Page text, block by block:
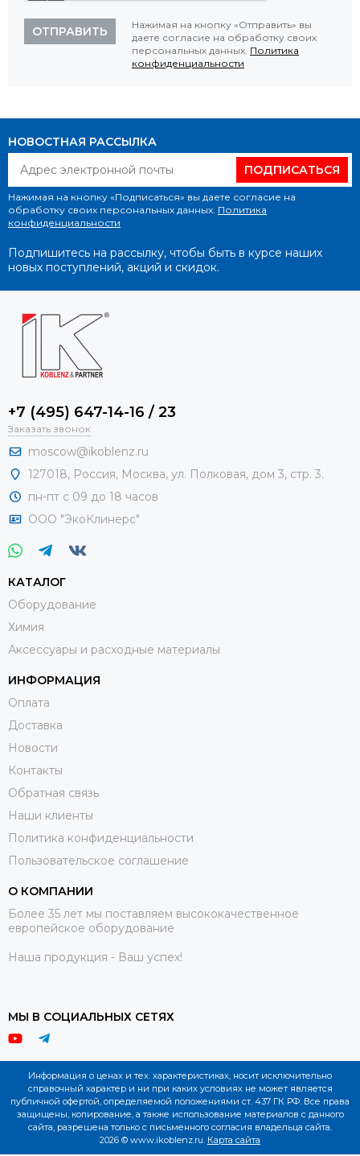
ОТПРАВИТЬ
Нажимая на кнопку «Отправить» вы
даете согласие на обработку своих
персональных данных. Политика
конфиденциальности
НОВОСТНАЯ РАССЫЛКА
ПОДПИСАТЬСЯ
Нажимая на кнопку «Подписаться» вы даете согласие на
обработку своих персональных данных. Политика
конфиденциальности
Подпишитесь на рассылку, чтобы быть в курсе наших
новых поступлений, акций и скидок.
+7 (495) 647-14-16 / 23
Заказать звонок
moscow@ikoblenz.ru
127018, Россия, Москва, ул. Полковая, дом 3, стр. 3.
пн-пт с 09 до 18 часов
ООО "ЭкоКлинерс"
КАТАЛОГ
Оборудование
Химия
Аксессуары и расходные материалы
ИНФОРМАЦИЯ
Оплата
Доставка
Новости
Контакты
Обратная связь
Наши клиенты
Политика конфиденциальности
Пользовательское соглашение
О КОМПАНИИ
Более 35 лет мы поставляем высококачественное
европейское оборудование
Наша продукция - Ваш успех!
МЫ В СОЦИАЛЬНЫХ СЕТЯХ
Информация о ценах и тех. характеристиках, носит исключительно
справочный характер и ни при каких условиях не может является
публичной офертой, определяемой положениями ст. 437 ГК РФ. Все права
защищены, копирование, а также использование материалов с данного
сайта, разрешена только с письменного согласия владельца сайта.
2026 © www.ikoblenz.ru. Карта сайта